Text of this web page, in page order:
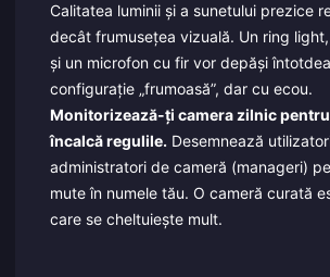
Calitatea luminii și a sunetului prezice
decât frumusețea vizuală. Un ring
și un microfon cu fir vor depăși
configurație „frumoasă”, dar cu ecou.
Monitorizează-ți camera zilnic
încalcă regulile. Desemnează
administratori de cameră (manageri)
mute în numele tău. O cameră curată
care se cheltuiește mult.